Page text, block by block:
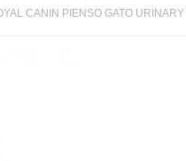
CANIN PIENSO GATO